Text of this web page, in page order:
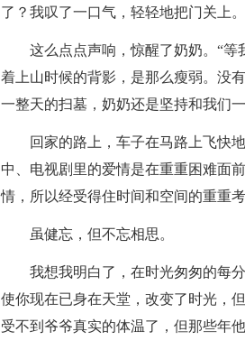
了？我叹了一口气，轻轻地把门关上。
这么点点声响，惊醒了奶奶。“
着上山时候的背影，是那么瘦弱。没
一整天的扫墓，奶奶还是坚持和我们一
回家的路上，车子在马路上飞快
中、电视剧里的爱情是在重重困难面
情，所以经受得住时间和空间的重重
虽健忘，但不忘相思。
我想我明白了，在时光匆匆的每
使你现在已身在天堂，改变了时光，
受不到爷爷真实的体温了，但那些年